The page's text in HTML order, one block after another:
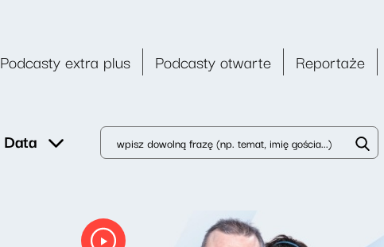
Podcasty extra plus Podcasty otwarte Reportaże
Data